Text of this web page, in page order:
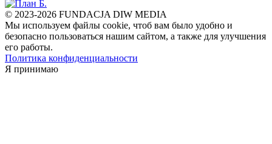
© 2023-2026 FUNDACJA DIW MEDIA
Мы используем файлы cookie, чтоб вам было удобно и
безопасно пользоваться нашим сайтом, а также для улучшения
его работы.
Политика конфиденциальности
Я принимаю